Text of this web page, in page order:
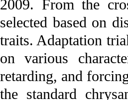
2009. From the
selected based on
traits. Adaptation
on various
retarding, and
the standard